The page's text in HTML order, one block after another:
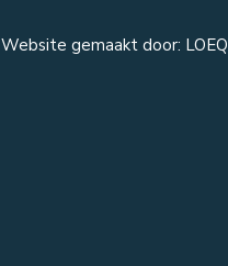
Website gemaakt door: LOEQ